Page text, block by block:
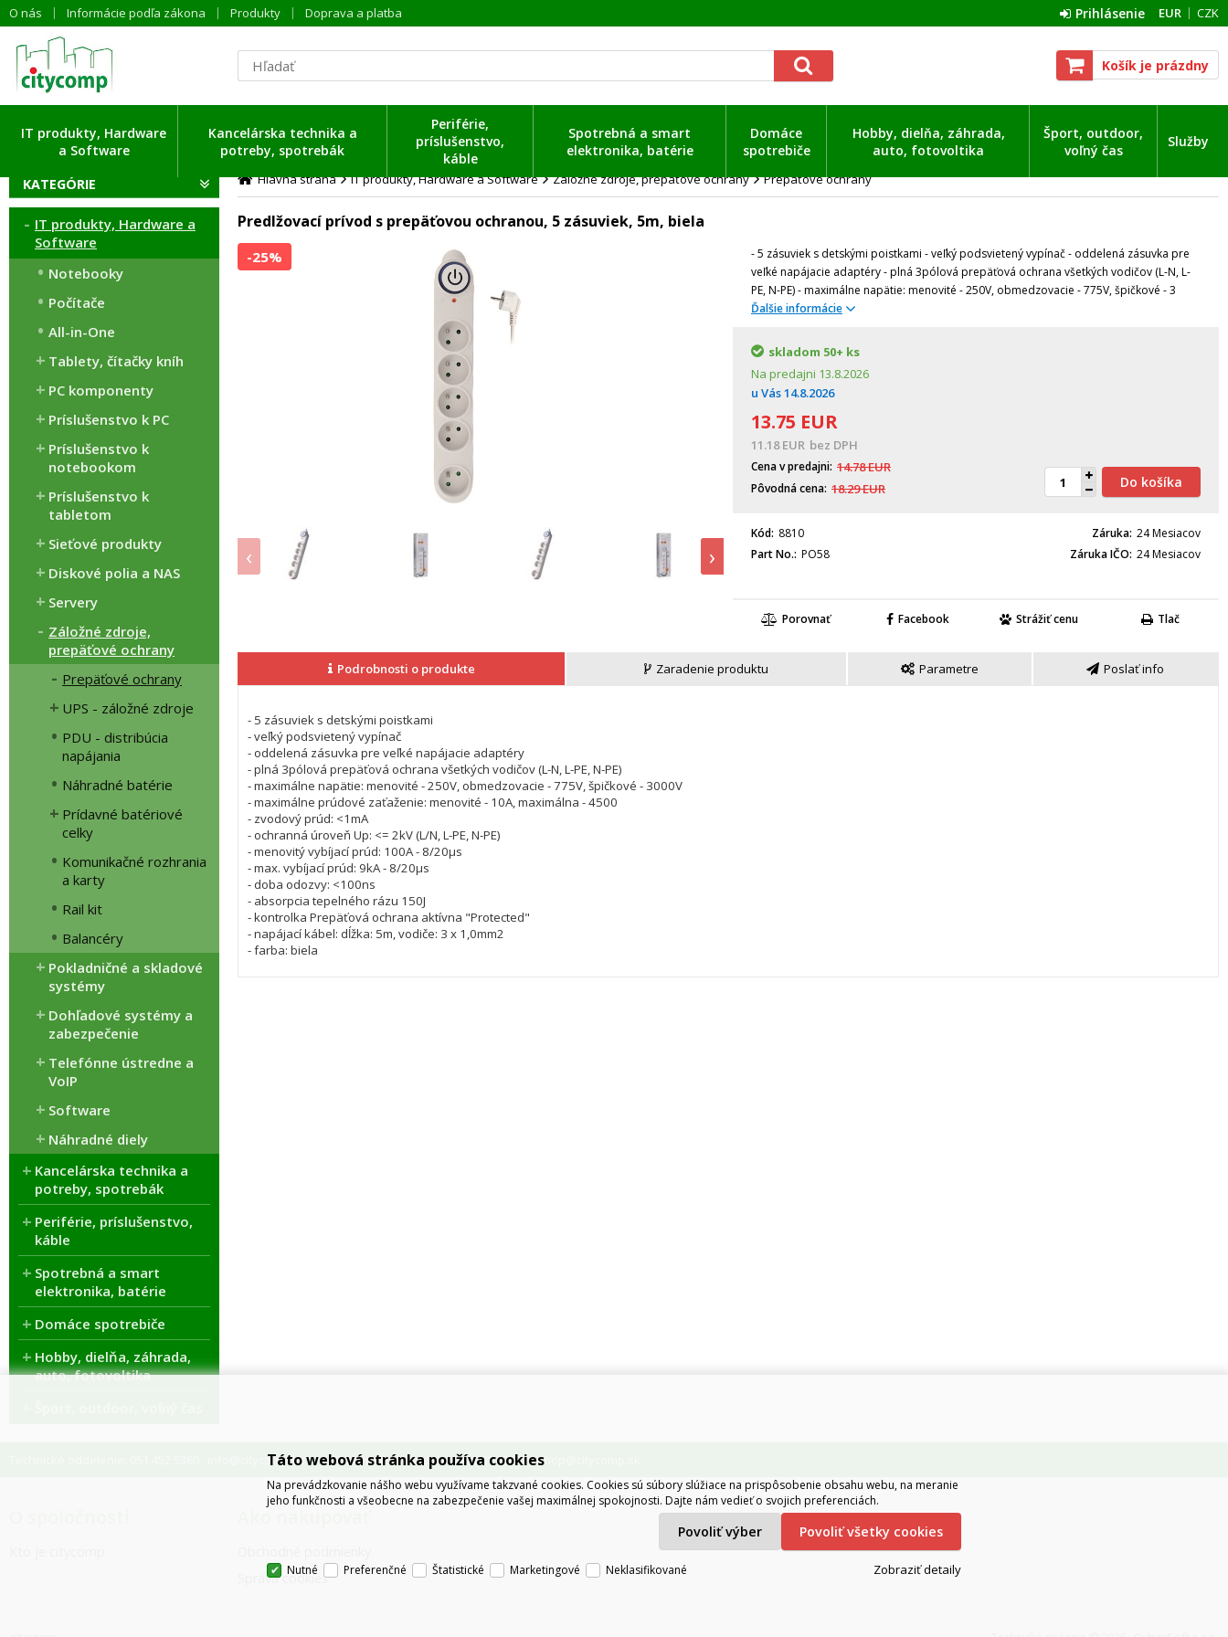
O nás Informácie podľa zákona Produkty Doprava a platba EUR CZK
Prihlásenie
Košík je prázdny
IT produkty, Hardware
a Software
Kancelárska technika a
potreby, spotrebák
Periférie,
príslušenstvo,
káble
Spotrebná a smart
elektronika, batérie
Domáce
spotrebiče
Hobby, dielňa, záhrada,
auto, fotovoltika
Šport, outdoor,
voľný čas
Služby
KATEGÓRIE
IT produkty, Hardware a
Software
Notebooky
Počítače
All-in-One
Tablety, čítačky kníh
PC komponenty
Príslušenstvo k PC
Príslušenstvo k
notebookom
Príslušenstvo k
tabletom
Sieťové produkty
Diskové polia a NAS
Servery
Záložné zdroje,
prepäťové ochrany
Prepäťové ochrany
UPS - záložné zdroje
PDU - distribúcia
napájania
Náhradné batérie
Prídavné batériové
celky
Komunikačné rozhrania
a karty
Rail kit
Balancéry
Pokladničné a skladové
systémy
Dohľadové systémy a
zabezpečenie
Telefónne ústredne a
VoIP
Software
Náhradné diely
Kancelárska technika a
potreby, spotrebák
Periférie, príslušenstvo,
káble
Spotrebná a smart
elektronika, batérie
Domáce spotrebiče
Hobby, dielňa, záhrada,
auto, fotovoltika
Hlavná strana IT produkty, Hardware a Software Záložné zdroje, prepäťové ochrany Prepäťové ochrany
Predlžovací prívod s prepäťovou ochranou, 5 zásuviek, 5m, biela
‹ ›
-25%
- 5 zásuviek s detskými poistkami - veľký podsvietený vypínač - oddelená zásuvka pre
veľké napájacie adaptéry - plná 3pólová prepäťová ochrana všetkých vodičov (L-N, L-
PE, N-PE) - maximálne napätie: menovité - 250V, obmedzovacie - 775V, špičkové - 3
Ďalšie informácie
skladom 50+ ks
Na predajni 13.8.2026
u Vás14.8.2026
13.75 EUR
11.18EUR bez DPH
Cena v predajni 14.78EUR
Pôvodná cena 18.29EUR Do košíka
Kód 8810
Part No. PO58
Záruka 24 Mesiacov
Záruka IČO 24 Mesiacov
Porovnať Facebook Strážiť cenu Tlač
Podrobnosti o produkte Zaradenie produktu Parametre Poslať info
- 5 zásuviek s detskými poistkami
- veľký podsvietený vypínač
- oddelená zásuvka pre veľké napájacie adaptéry
- plná 3pólová prepäťová ochrana všetkých vodičov (L-N, L-PE, N-PE)
- maximálne napätie: menovité - 250V, obmedzovacie - 775V, špičkové - 3000V
- maximálne prúdové zaťaženie: menovité - 10A, maximálna - 4500
- zvodový prúd: <1mA
- ochranná úroveň Up: <= 2kV (L/N, L-PE, N-PE)
- menovitý vybíjací prúd: 100A - 8/20µs
- max. vybíjací prúd: 9kA - 8/20µs
- doba odozvy: <100ns
- absorpcia tepelného rázu 150J
- kontrolka Prepäťová ochrana aktívna "Protected"
- napájací kábel: dĺžka: 5m, vodiče: 3 x 1,0mm2
- farba: biela
info@citycomp.sk Obchodné oddelenie: 051 381 0216,eshop@citycomp.sk
Správa cookies
Táto webová stránka používa cookies
Na prevádzkovanie nášho webu využívame takzvané cookies. Cookies sú súbory slúžiace na prispôsobenie obsahu webu, na meranie
jeho funkčnosti a všeobecne na zabezpečenie vašej maximálnej spokojnosti. Dajte nám vedieť o svojich preferenciách.
Povoliť výber Povoliť všetky cookies
Nutné Preferenčné Štatistické Marketingové Neklasifikované Zobraziť detaily